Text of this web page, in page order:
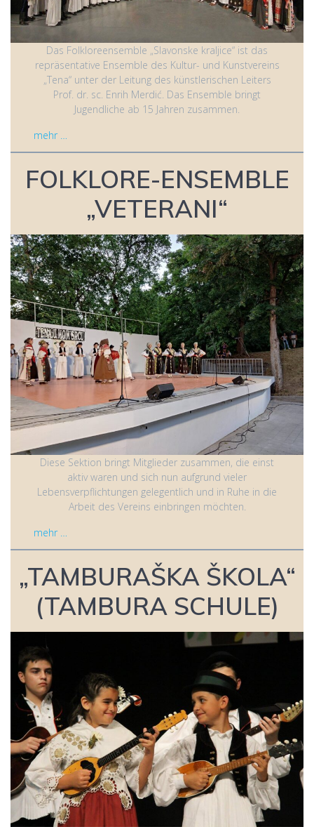
Das Folkloreensemble „Slavonske kraljice“ ist das
repräsentative Ensemble des Kultur- und Kunstvereins
„Tena“ unter der Leitung des künstlerischen Leiters
Prof. dr. sc. Enrih Merdić. Das Ensemble bringt
Jugendliche ab 15 Jahren zusammen.
mehr …
FOLKLORE-ENSEMBLE
„VETERANI“
Diese Sektion bringt Mitglieder zusammen, die einst
aktiv waren und sich nun aufgrund vieler
Lebensverpflichtungen gelegentlich und in Ruhe in die
Arbeit des Vereins einbringen möchten.
mehr …
„TAMBURAŠKA ŠKOLA“
(TAMBURA SCHULE)